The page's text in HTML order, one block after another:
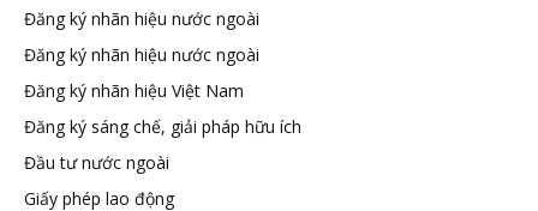
Đại
diện
Đăng ký nhãn hiệu nước ngoài
Đăng ký nhãn hiệu nước ngoài
Đăng ký nhãn hiệu Việt Nam
Đăng ký sáng chế, giải pháp hữu ích
Đầu tư nước ngoài
Giấy phép lao động